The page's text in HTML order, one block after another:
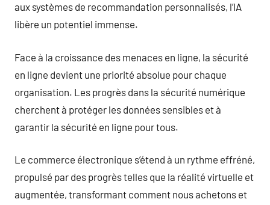
aux systèmes de recommandation personnalisés, l’IA
libère un potentiel immense.
Face à la croissance des menaces en ligne, la sécurité
en ligne devient une priorité absolue pour chaque
organisation. Les progrès dans la sécurité numérique
cherchent à protéger les données sensibles et à
garantir la sécurité en ligne pour tous.
Le commerce électronique s’étend à un rythme effréné,
propulsé par des progrès telles que la réalité virtuelle et
augmentée, transformant comment nous achetons et